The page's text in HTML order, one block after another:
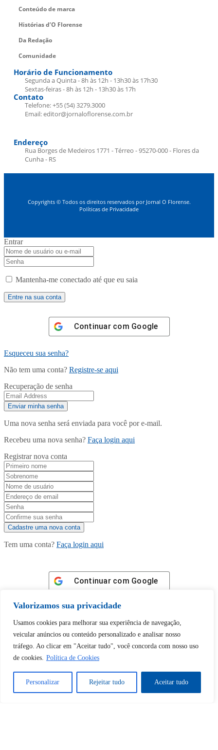
Valorizamos sua privacidade
Usamos cookies para melhorar sua experiência de navegação,
veicular anúncios ou conteúdo personalizado e analisar nosso
tráfego. Ao clicar em "Aceitar tudo", você concorda com nosso uso
de cookies. Política de Cookies
Personalizar Rejeitar tudo Aceitar tudo
Conteúdo de marca
Histórias d’O Florense
Da Redação
Comunidade
Horário de Funcionamento
Segunda a Quinta - 8h às 12h - 13h30 às 17h30
Sextas-feiras - 8h às 12h - 13h30 às 17h
Contato
Telefone: +55 (54) 3279.3000
Email: editor@jornaloflorense.com.br
Endereço
Rua Borges de Medeiros 1771 - Térreo - 95270-000 - Flores da
Cunha - RS
Copyrights © Todos os direitos reservados por Jornal O Florense.
Políticas de Privacidade
Entrar
Mantenha-me conectado até que eu saia
Continuar com Google
Esqueceu sua senha?
Não tem uma conta? Registre-se aqui
Recuperação de senha
Uma nova senha será enviada para você por e-mail.
Recebeu uma nova senha? Faça login aqui
Registrar nova conta
Tem uma conta? Faça login aqui
Continuar com Google
Tem certeza de que deseja
desbloquear esta publicação?
Desbloquear esquerda : 0